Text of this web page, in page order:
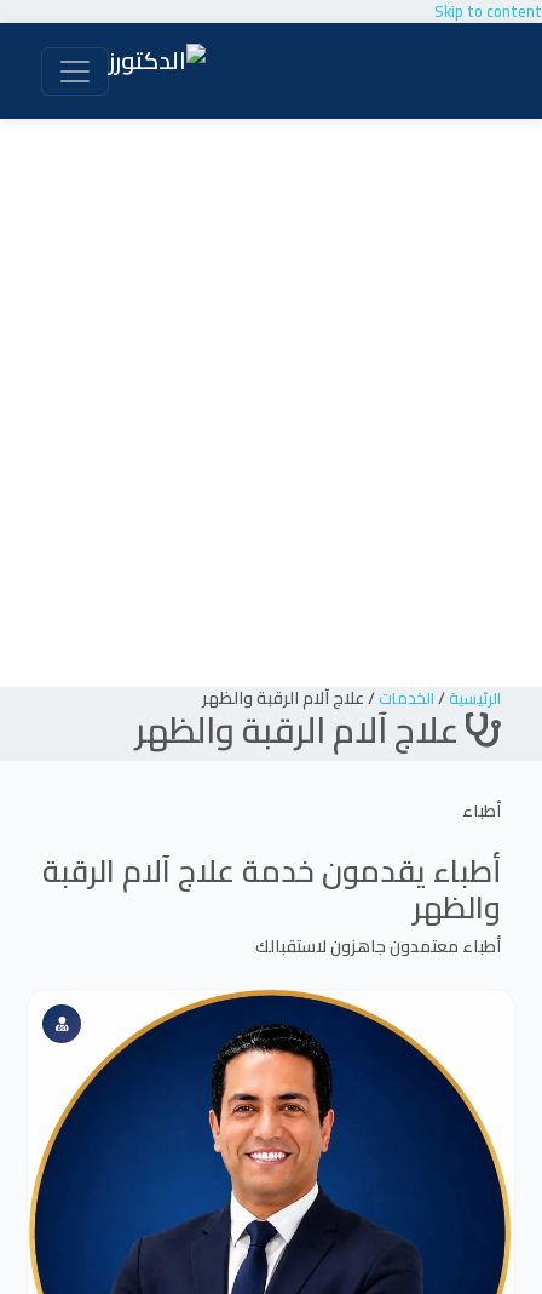
Skip to content
الرئيسية/الخدمات/علاج آلام الرقبة والظهر
علاج آلام الرقبة والظهر
أطباء
أطباء يقدمون خدمةعلاج آلام الرقبة
والظهر
أطباء معتمدون جاهزون لاستقبالك